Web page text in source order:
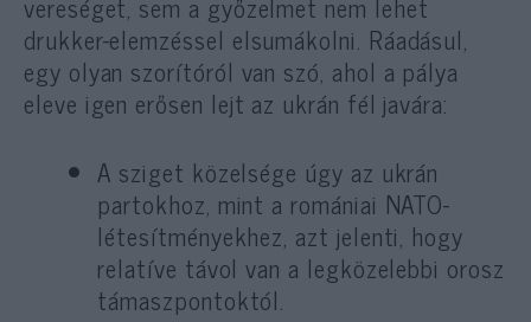
drukker-elemzéssel elsumákolni. Ráadásul,
egy olyan szorítóról van szó, ahol a pálya
eleve igen erősen lejt az ukrán fél javára:
A sziget közelsége úgy az ukrán
partokhoz, mint a romániai NATO-
létesítményekhez, azt jelenti, hogy
relatíve távol van a legközelebbi orosz
támaszpontoktól.